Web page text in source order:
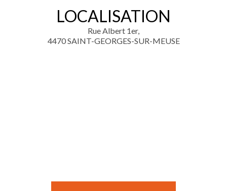
LOCALISATION
Rue Albert 1er,
4470 SAINT-GEORGES-SUR-MEUSE